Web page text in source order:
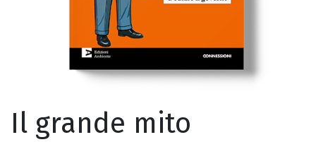
Il grande mito